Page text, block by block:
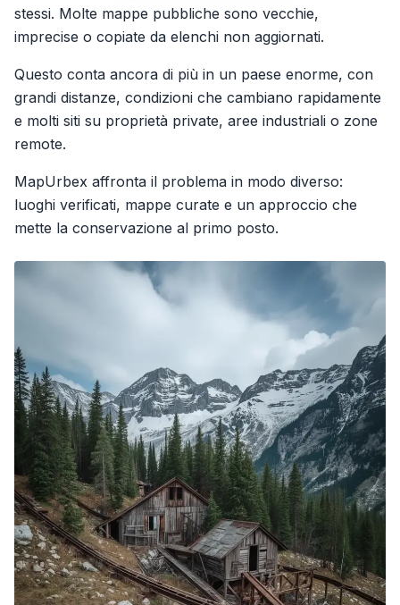
stessi. Molte mappe pubbliche sono vecchie,
imprecise o copiate da elenchi non aggiornati.
Questo conta ancora di più in un paese enorme, con
grandi distanze, condizioni che cambiano rapidamente
e molti siti su proprietà private, aree industriali o zone
remote.
MapUrbex affronta il problema in modo diverso:
luoghi verificati, mappe curate e un approccio che
mette la conservazione al primo posto.